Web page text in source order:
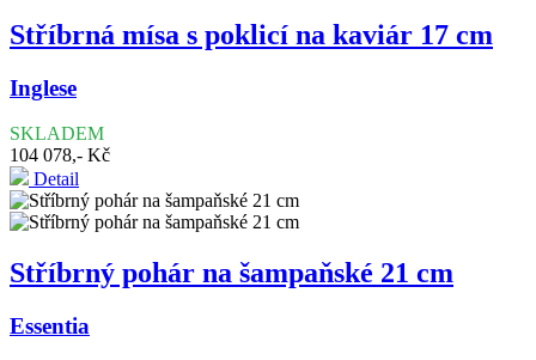
Stříbrná mísa s poklicí na kaviár 17 cm
Inglese
SKLADEM
104 078,- Kč
Detail
Stříbrný pohár na šampaňské 21 cm
Essentia